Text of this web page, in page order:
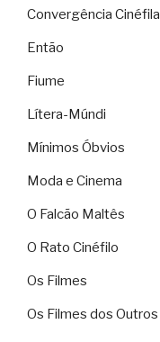
Convergência Cinéfila
Então
Fiume
Lítera-Múndi
Mínimos Óbvios
Moda e Cinema
O Falcão Maltês
O Rato Cinéfilo
Os Filmes
Os Filmes dos Outros